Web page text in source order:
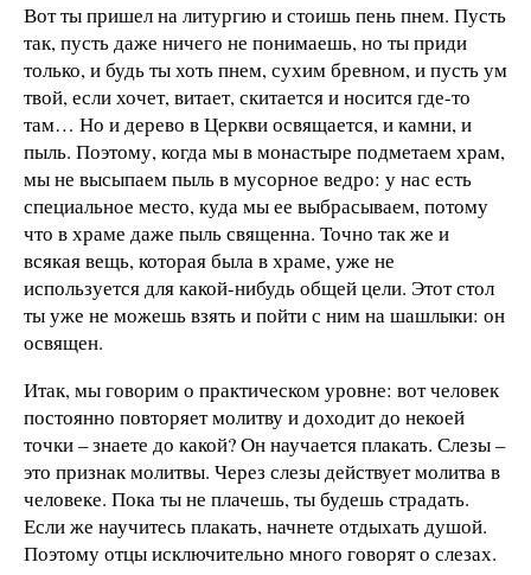
Вот ты пришел на литургию и стоишь пень пнем. Пусть
так, пусть даже ничего не понимаешь, но ты приди
только, и будь ты хоть пнем, сухим бревном, и пусть ум
твой, если хочет, витает, скитается и носится где-то
там… Но и дерево в Церкви освящается, и камни, и
пыль. Поэтому, когда мы в монастыре подметаем храм,
мы не высыпаем пыль в мусорное ведро: у нас есть
специальное место, куда мы ее выбрасываем, потому
что в храме даже пыль священна. Точно так же и
всякая вещь, которая была в храме, уже не
используется для какой-нибудь общей цели. Этот стол
ты уже не можешь взять и пойти с ним на шашлыки: он
освящен.
Итак, мы говорим о практическом уровне: вот человек
постоянно повторяет молитву и доходит до некоей
точки – знаете до какой? Он научается плакать. Слезы –
это признак молитвы. Через слезы действует молитва в
человеке. Пока ты не плачешь, ты будешь страдать.
Если же научитесь плакать, начнете отдыхать душой.
Поэтому отцы исключительно много говорят о слезах.